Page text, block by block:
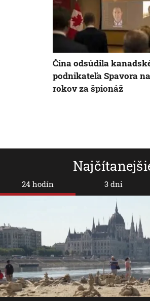
24 hodín 3 dni
Čína odsúdila
podnikateľa Spavora na
rokov za špionáž